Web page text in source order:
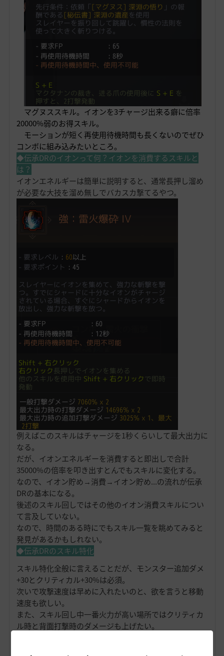
マグヌススキル。イオンを3チャージ出来る癖に倍率
20000%弱のお得スキル。
モーションが短く再使用待機時間も長くないのでぜひ
コンボに組み込みたいところ。
◆伝承DRのイオンって何？イオンを消費するスキルと
は？
イオンエネルギーは簡単に説明すると、通常長押し溜め
が必要な大技を溜め無しでバカスカ撃てるやつ。
例えばこのスキルはチャージを1秒くらいして最大出力に
なる。
だが、イオンエネルギーを消費すると即出しで合計
35000%の倍率を叩き出すとんでもスキルに変化する。
なので、イオン貯め→消費→イオン貯め...の流れが伝承
DRの基本になる。
後述のスキル回しではその他のイオン消費スキルについ
て言及していない。
なので、時間のある時にでもスキル一覧を眺めてみると
発見があるかもしれない。
◆伝承DRのスキル特化
スキル特化全般に言えることだが、モンスター追加ダメ
+30とクリティカル+30%は必須。
次いで攻撃速度は早めに入れたいのと、欲を言うと移動
速度も欲しい。
また、スキル回し中一番火力が高い場所ではクリティカ
ル時と背面打撃時のダメージも上げたい。